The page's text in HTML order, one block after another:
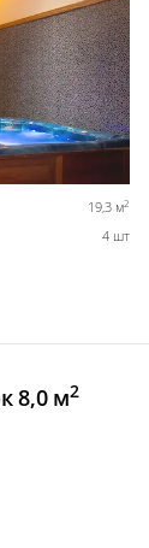
19,3 м2
4 шт
8,0 м2